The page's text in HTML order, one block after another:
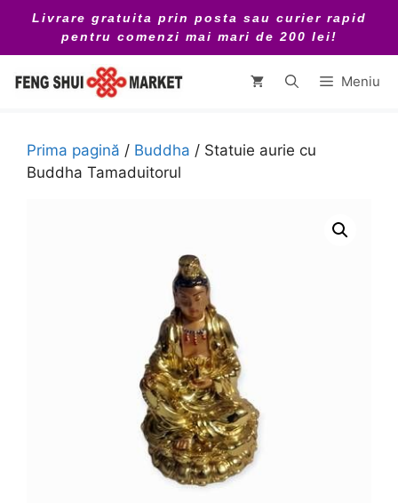
conținut
Livrare gratuita prin posta sau curier rapid
pentru comenzi mai mari de 200 lei!
Meniu
Prima pagină / Buddha / Statuie aurie cu
Buddha Tamaduitorul